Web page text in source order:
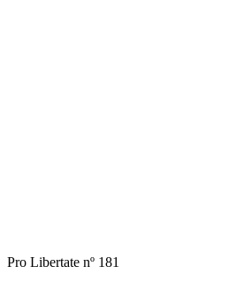
Pro Libertate nº 181